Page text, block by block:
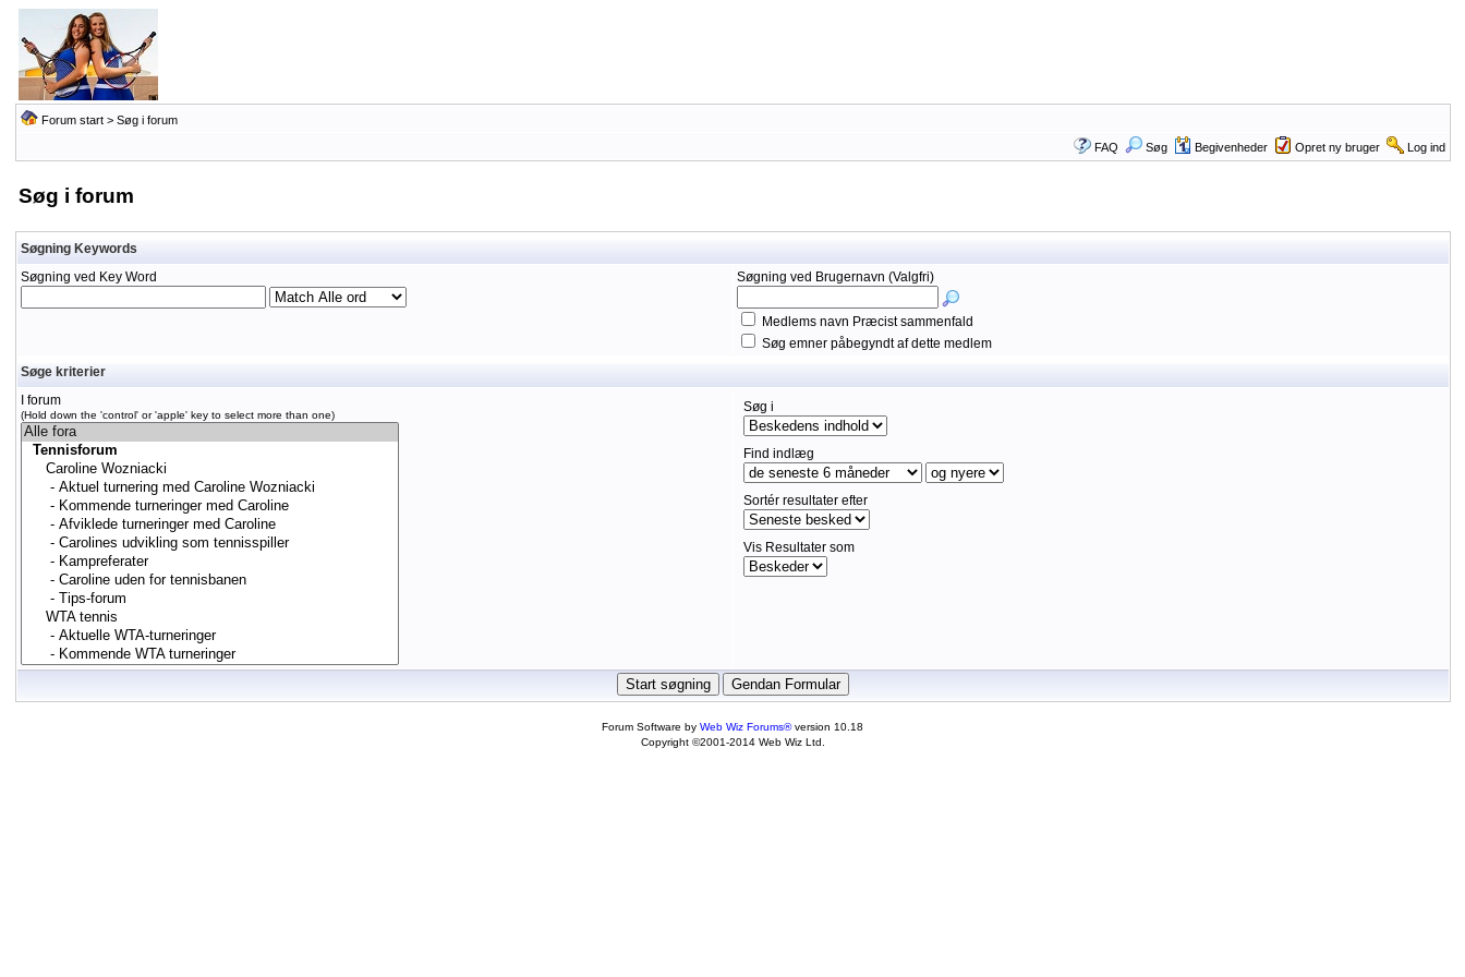
Forum start> Søg i forum
FAQ Søg Begivenheder Opret ny bruger Log ind
Søg i forum
Søgning Keywords
Søgning ved Key Word
Søgning ved Brugernavn (Valgfri)
Medlems navn Præcist sammenfald
Søg emner påbegyndt af dette medlem
Søge kriterier
I forum
(Hold down the 'control' or 'apple' key to select more than one)
Søg i
Find indlæg
Sortér resultater efter
Vis Resultater som
Forum Software by Web Wiz Forums®version 10.18
Copyright ©2001-2014 Web Wiz Ltd.